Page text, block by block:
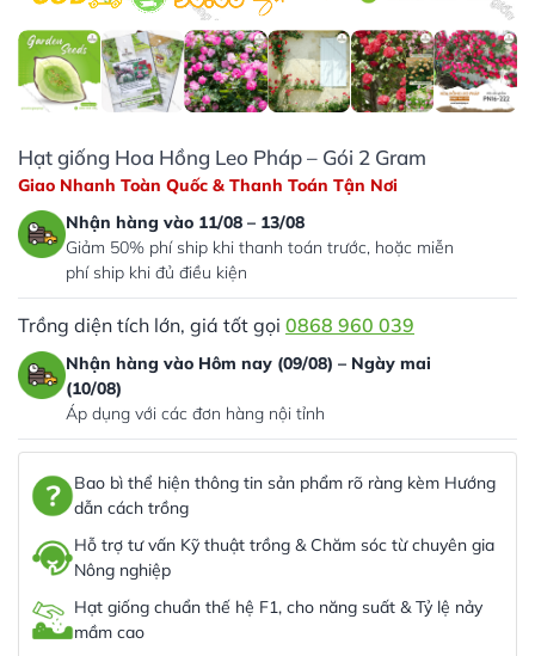
Hạt giống Hoa Hồng Leo Pháp – Gói 2 Gram
Giao Nhanh Toàn Quốc & Thanh Toán Tận Nơi
Nhận hàng vào 11/08 – 13/08
Giảm 50% phí ship khi thanh toán trước, hoặc miễn
phí ship khi đủ điều kiện
Trồng diện tích lớn, giá tốt gọi 0868 960 039
Nhận hàng vào Hôm nay (09/08) – Ngày mai
(10/08)
Áp dụng với các đơn hàng nội tỉnh
Bao bì thể hiện thông tin sản phẩm rõ ràng kèm Hướng
dẫn cách trồng
Hỗ trợ tư vấn Kỹ thuật trồng & Chăm sóc từ chuyên gia
Nông nghiệp
Hạt giống chuẩn thế hệ F1, cho năng suất & Tỷ lệ nảy
mầm cao